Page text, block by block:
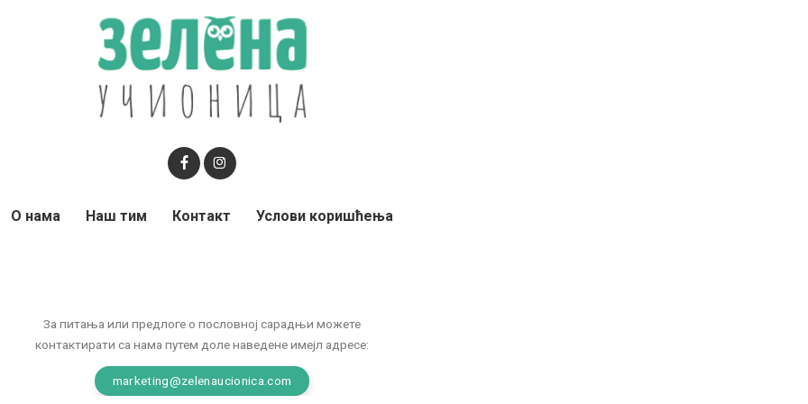
За питања или предлоге о пословној сарадњи можете
контактирати са нама путем доле наведене имејл адресе:
marketing@zelenaucionica.com
О нама Наш тим Контакт Услови коришћења